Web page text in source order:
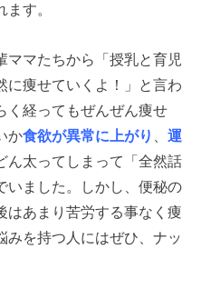
す。
ママたちから「授乳と育児
に痩せていくよ！」と言わ
く経ってもぜんぜん痩せ
か食欲が異常に上がり 、運
ん太ってしまって「全然話
いました。しかし、便秘の
はあまり苦労する事なく痩
みを持つ人にはぜひ、ナッ